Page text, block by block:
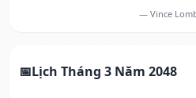
— Vince
Lịch Tháng 3 Năm 2048